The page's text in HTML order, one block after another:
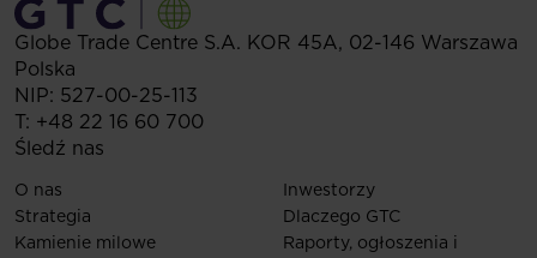
Globe Trade Centre S.A. KOR 45A, 02-146 Warszawa
Polska
NIP: 527-00-25-113
T: +48 22 16 60 700
Śledź nas
O nas
Strategia
Kamienie milowe
Inwestorzy
Dlaczego GTC
Raporty, ogłoszenia i